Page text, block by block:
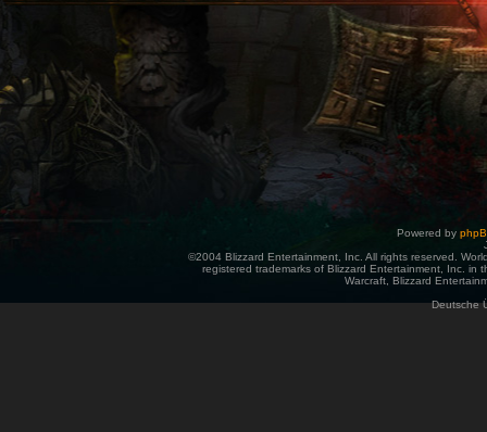
Powered by
©2004 Blizzard Entertainment, Inc. All rights reserved.
registered trademarks of Blizzard Entertainment, Inc. in
Warcraft, Blizzard
Deutsche